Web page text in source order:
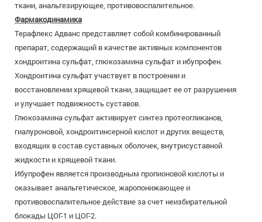
ткани, анальгезирующее, противовоспалительное.
Фармакодинамика
Терафлекс Адванс представляет собой комбинированный
препарат, содержащий в качестве активных компонентов
хондроитина сульфат, глюкозамина сульфат и ибупрофен.
Хондроитина сульфат участвует в построении и
восстановлении хрящевой ткани, защищает ее от разрушения
и улучшает подвижность суставов.
Глюкозамина сульфат активирует синтез протеогликанов,
гиалуроновой, хондроитинсерной кислот и других веществ,
входящих в состав суставных оболочек, внутрисуставной
жидкости и хрящевой ткани.
Ибупрофен является производным пропионовой кислоты и
оказывает анальгетическое, жаропонижающее и
противовоспалительное действие за счет неизбирательной
блокады ЦОГ-1 и ЦОГ-2.